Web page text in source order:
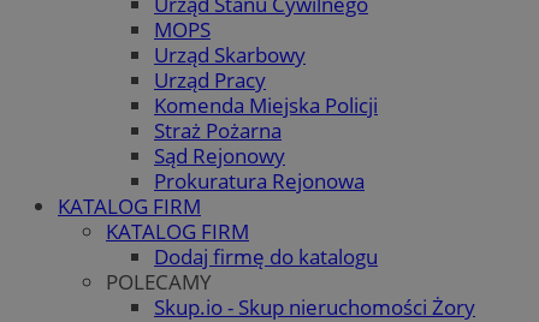
MOPS
Urząd Skarbowy
Urząd Pracy
Komenda Miejska Policji
Straż Pożarna
Sąd Rejonowy
Prokuratura Rejonowa
KATALOG FIRM
KATALOG FIRM
Dodaj firmę do katalogu
POLECAMY
Skup.io - Skup nieruchomości Żory